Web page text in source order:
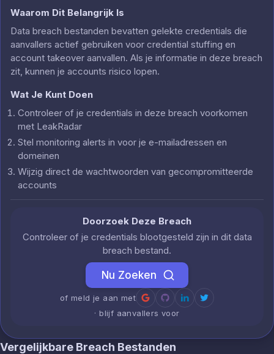
Waarom Dit Belangrijk Is
Data breach bestanden bevatten gelekte credentials die
aanvallers actief gebruiken voor credential stuffing en
account takeover aanvallen. Als je informatie in deze breach
zit, kunnen je accounts risico lopen.
Wat Je Kunt Doen
Controleer of je credentials in deze breach voorkomen
met LeakRadar
Stel monitoring alerts in voor je e-mailadressen en
domeinen
Wijzig direct de wachtwoorden van gecompromitteerde
accounts
Doorzoek Deze Breach
Controleer of je credentials blootgesteld zijn in dit data
breach bestand.
Nu Zoeken
of meld je aan met
· blijf aanvallers voor
Vergelijkbare Breach Bestanden